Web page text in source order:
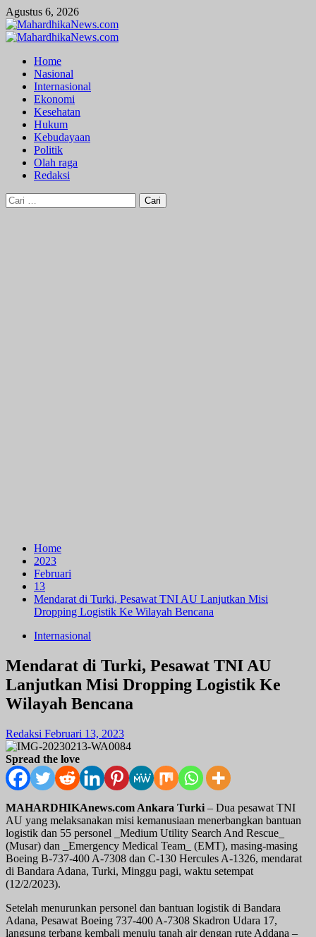
Skip
to
content
Agustus 6, 2026
Primary
Home
Nasional
Internasional
Ekonomi
Kesehatan
Hukum
Kebudayaan
Politik
Olah raga
Redaksi
Cari
untuk:
Home
2023
Februari
13
Mendarat di Turki, Pesawat TNI AU Lanjutkan Misi
Dropping Logistik Ke Wilayah Bencana
Internasional
Mendarat di Turki, Pesawat TNI AU
Lanjutkan Misi Dropping Logistik Ke
Wilayah Bencana
Redaksi Februari 13, 2023
Spread the love
MAHARDHIKAnews.com Ankara Turki – Dua pesawat TNI
AU yang melaksanakan misi kemanusiaan menerbangkan bantuan
logistik dan 55 personel _Medium Utility Search And Rescue_
(Musar) dan _Emergency Medical Team_ (EMT), masing-masing
Boeing B-737-400 A-7308 dan C-130 Hercules A-1326, mendarat
di Bandara Adana, Turki, Minggu pagi, waktu setempat
(12/2/2023).
Setelah menurunkan personel dan bantuan logistik di Bandara
Adana, Pesawat Boeing 737-400 A-7308 Skadron Udara 17,
langsung terbang kembali menuju tanah air dengan rute Addana –